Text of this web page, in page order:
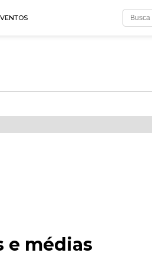
e médias